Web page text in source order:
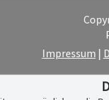
Impressum |